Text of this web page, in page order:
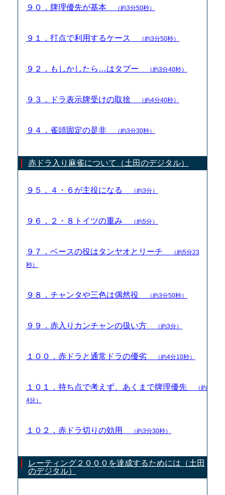
９０．牌理優先が基本 （約3分50秒）
９１．打点で利用するケース （約3分50秒）
９２．もしかしたら…はタブー （約3分40秒）
９３．ドラ表示牌受けの取捨 （約4分40秒）
９４．雀頭固定の是非 （約3分30秒）
赤ドラ入り麻雀について（土田のデジタル）
９５．４・６が主役になる （約3分）
９６．２・８トイツの重み （約5分）
９７．ベースの役はタンヤオとリーチ
（約5分23
秒）
９８．チャンタや三色は偶然役 （約3分50秒）
９９．赤入りカンチャンの扱い方 （約3分）
１００．赤ドラと通常ドラの優劣 （約4分10秒）
１０１．持ち点で考えず、あくまで牌理優先
（約
4分）
１０２．赤ドラ切りの効用 （約3分30秒）
レーティング２０００を達成するためには（土田
のデジタル）